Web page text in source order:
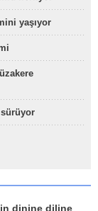
yaşıyor
dinine diline